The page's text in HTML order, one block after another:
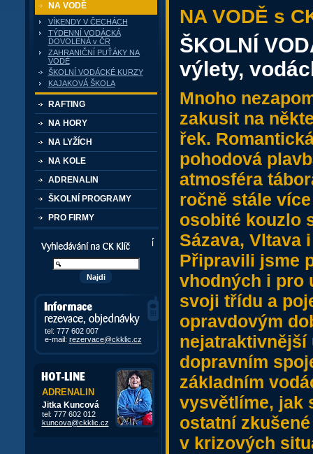
NA VODĚ
VÍKENDY V ČECHÁCH
TÝDENNÍ VODÁCKÁ
DOVOLENÁ v ČR
ZAHRANIČNÍ PUŤÁKY NA
VODĚ
ŠKOLNÍ VODÁCKÉ KURZY
KAJAKOVÁ ŠKOLA
RAFTING
NA HORY
NA LYŽÍCH
NA KOLE
ADRENALIN
ŠKOLNÍ PROGRAMY
PRO FIRMY
Vyhledávání kurzů a akcí
Informace, rezervace,
objedávky
tel: 777 602 007
e-mail: rezervace@ckklic.cz
ADRENALIN
Jitka Kuncová
tel: 777 602 012
kuncova@ckklic.cz
NA VODĚ s
ŠKOLNÍ
výlety,
Mnoho
zakusit na
řek.
pohodová
atmosféra
ročně stále
osobité kouzlo
Sázava, Vltava
Připravili jsme
vhodných i pro
svoji třídu a
opravdovým
nejatraktivnější
dopravním
základním
vysvětlíme, jak
ostatní
v krizových